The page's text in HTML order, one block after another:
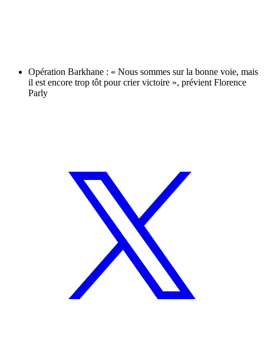
Opération Barkhane : « Nous sommes sur la bonne voie, mais
il est encore trop tôt pour crier victoire », prévient Florence
Parly